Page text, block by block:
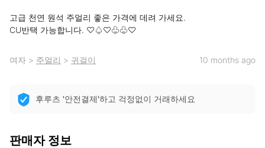
고급 천연 원석 주얼리 좋은 가격에 데려 가세요.
CU반택 가능합니다. ♡♤♡♧♧♡
여자 > 주얼리 > 귀걸이 10 months ago
후루츠 '안전결제'하고 걱정없이 거래하세요
판매자 정보